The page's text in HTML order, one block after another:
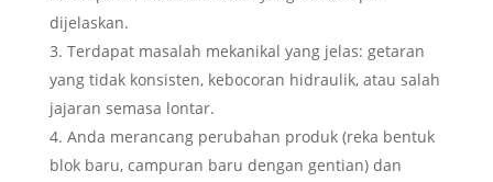
dijelaskan.
Terdapat masalah mekanikal yang jelas: getaran
yang tidak konsisten, kebocoran hidraulik, atau salah
jajaran semasa lontar.
Anda merancang perubahan produk (reka bentuk
blok baru, campuran baru dengan gentian) dan